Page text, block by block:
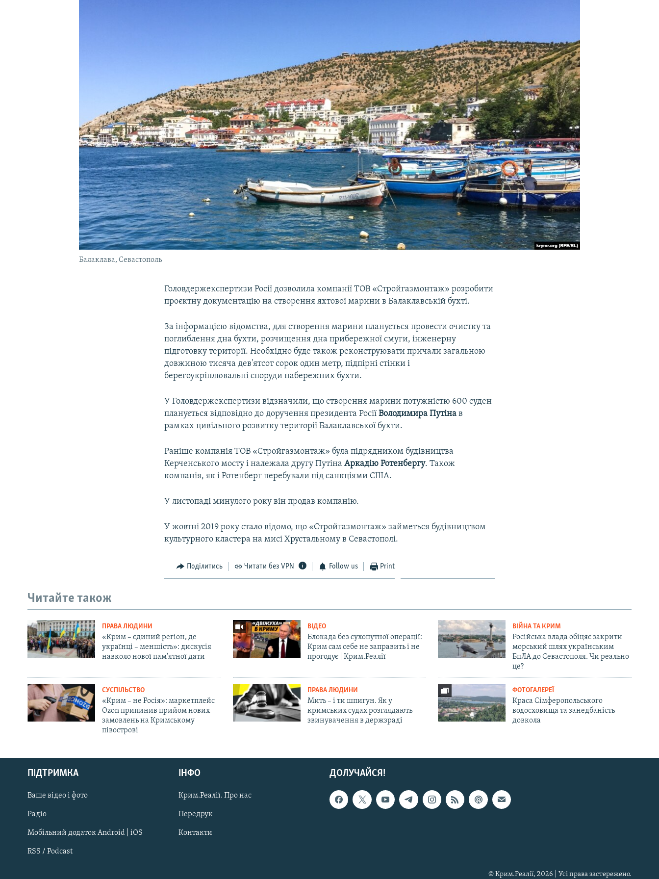
Русский
Qırımtatar
ДОЛУЧАЙСЯ!
Балаклава, Севастополь
Головдержекспертизи Росії дозволила компанії ТОВ «Стройгазмонтаж» розробити
проєктну документацію на створення яхтової марини в Балаклавській бухті.
За інформацією відомства, для створення марини планується провести очистку та
поглиблення дна бухти, розчищення дна прибережної смуги, інженерну
підготовку території. Необхідно буде також реконструювати причали загальною
довжиною тисяча дев'ятсот сорок один метр, підпірні стінки і
берегоукріплювальні споруди набережних бухти.
У Головдержекспертизи відзначили, що створення марини потужністю 600 суден
планується відповідно до доручення президента РосіїВолодимира Путіна в
рамках цивільного розвитку території Балаклавської бухти.
Раніше компанія ТОВ «Стройгазмонтаж» була підрядником будівництва
Керченського мосту і належала другу ПутінаАркадію Ротенбергу. Також
компанія, як і Ротенберг перебували під санкціями США.
У листопаді минулого року він продав компанію.
У жовтні 2019 року стало відомо, що «Стройгазмонтаж» займеться будівництвом
культурного кластера на мисі Хрустальному в Севастополі.
Поділитись Читати без VPN Follow us Print
Читайте також
ПРАВА ЛЮДИНИ
«Крим – єдиний регіон, де
українці – меншість»: дискусія
навколо нової пам'ятної дати
ВІДЕО
Блокада без сухопутної операції:
Крим сам себе не заправить і не
прогодує | Крим.Реалії
ВІЙНА ТА КРИМ
Російська влада обіцяє закрити
морський шлях українським
БпЛА до Севастополя. Чи реально
це?
СУСПІЛЬСТВО
«Крим – не Росія»: маркетплейс
Ozon припинив прийом нових
замовлень на Кримському
півострові
ПРАВА ЛЮДИНИ
Мить – і ти шпигун. Як у
кримських судах розглядають
звинувачення в держзраді
ФОТОГАЛЕРЕЇ
Краса Сімферопольського
водосховища та занедбаність
довкола
ДОЛУЧАЙСЯ!
ПІДТРИМКА
Ваше відео і фото
Радіо
Мобільний додаток Android | iOS
RSS / Podcast
ІНФО
Крим.Реалії. Про нас
Передрук
Контакти
© Крим.Реалії, 2026 | Усі права застережено.